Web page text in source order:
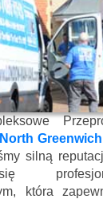
Greenwich
silną
która